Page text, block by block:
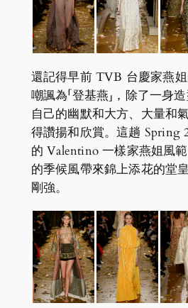
還記得早前 TVB 台慶家燕
嘲諷為「登基燕」，除了一身
自己的幽默和大方、大量和
得讚揚和欣賞。這趟 Spring
的 Valentino 一樣家燕姐風
的季候風帶來錦上添花的堂
剛強。